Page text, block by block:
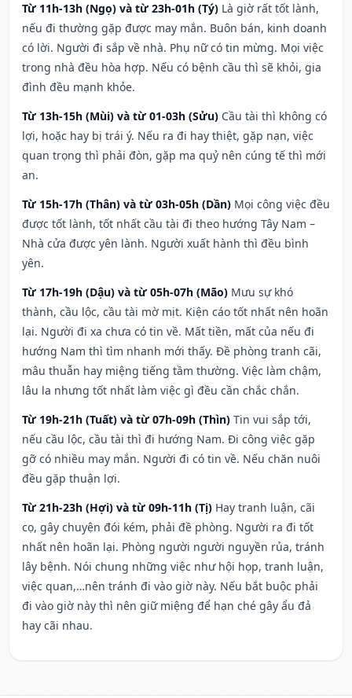
Từ 11h-13h (Ngọ) và từ 23h-01h (Tý) Là giờ rất tốt lành,
nếu đi thường gặp được may mắn. Buôn bán, kinh doanh
có lời. Người đi sắp về nhà. Phụ nữ có tin mừng. Mọi việc
trong nhà đều hòa hợp. Nếu có bệnh cầu thì sẽ khỏi, gia
đình đều mạnh khỏe.
Từ 13h-15h (Mùi) và từ 01-03h (Sửu) Cầu tài thì không có
lợi, hoặc hay bị trái ý. Nếu ra đi hay thiệt, gặp nạn, việc
quan trọng thì phải đòn, gặp ma quỷ nên cúng tế thì mới
an.
Từ 15h-17h (Thân) và từ 03h-05h (Dần) Mọi công việc đều
được tốt lành, tốt nhất cầu tài đi theo hướng Tây Nam –
Nhà cửa được yên lành. Người xuất hành thì đều bình
yên.
Từ 17h-19h (Dậu) và từ 05h-07h (Mão) Mưu sự khó
thành, cầu lộc, cầu tài mờ mịt. Kiện cáo tốt nhất nên hoãn
lại. Người đi xa chưa có tin về. Mất tiền, mất của nếu đi
hướng Nam thì tìm nhanh mới thấy. Đề phòng tranh cãi,
mâu thuẫn hay miệng tiếng tầm thường. Việc làm chậm,
lâu la nhưng tốt nhất làm việc gì đều cần chắc chắn.
Từ 19h-21h (Tuất) và từ 07h-09h (Thìn) Tin vui sắp tới,
nếu cầu lộc, cầu tài thì đi hướng Nam. Đi công việc gặp
gỡ có nhiều may mắn. Người đi có tin về. Nếu chăn nuôi
đều gặp thuận lợi.
Từ 21h-23h (Hợi) và từ 09h-11h (Tị) Hay tranh luận, cãi
cọ, gây chuyện đói kém, phải đề phòng. Người ra đi tốt
nhất nên hoãn lại. Phòng người người nguyền rủa, tránh
lây bệnh. Nói chung những việc như hội họp, tranh luận,
việc quan,…nên tránh đi vào giờ này. Nếu bắt buộc phải
đi vào giờ này thì nên giữ miệng để hạn ché gây ẩu đả
hay cãi nhau.